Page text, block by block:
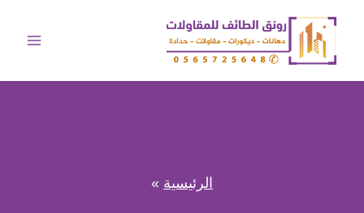
المحتوى
الرئيسية »